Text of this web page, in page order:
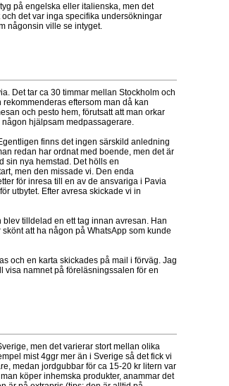
på engelska eller italienska, men det
det var inga specifika undersökningar
någonsin ville se intyget.
Det tar ca 30 timmar mellan Stockholm och
eftersom man då kan
och pesto hem, förutsatt att man orkar
hjälpsam medpassagerare.
finns det ingen särskild anledning
redan har ordnat med boende, men det är
sin nya hemstad. Det hölls en
men den missade vi. Den enda
för inresa till en av de ansvariga i Pavia
utbytet. Efter avresa skickade vi in
tilldelad en ett tag innan avresan. Han
att ha någon på WhatsApp som kunde
och en karta skickades på mail i förväg. Jag
visa namnet på föreläsningssalen för en
men det varierar stort mellan olika
mist 4ggr mer än i Sverige så det fick vi
medan jordgubbar för ca 15-20 kr litern var
köper inhemska produkter, anammar det